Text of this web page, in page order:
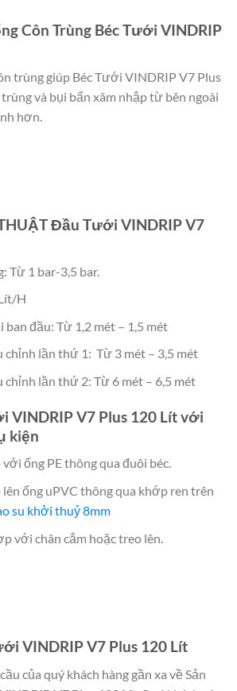
Côn Trùng Béc Tưới VINDRIP
trùng giúp Béc Tưới VINDRIP V7 Plus
và bụi bẩn xâm nhập từ bên ngoài
hơn.
Đầu Tưới VINDRIP V7
Từ 1 bar-3,5 bar.
H
đầu: Từ 1,2 mét – 1,5 mét
lần thứ 1: Từ 3 mét – 3,5 mét
lần thứ 2: Từ 6 mét – 6,5 mét
VINDRIP V7 Plus 120 Lít với
kiện
ống PE thông qua đuôi béc.
ống uPVC thông qua khớp ren trên
su khởi thuỷ 8mm
với chân cắm hoặc treo lên.
VINDRIP V7 Plus 120 Lít
của quý khách hàng gần xa về Sản